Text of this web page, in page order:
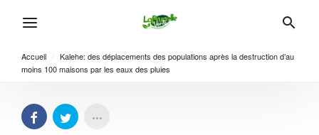
Accueil
Kalehe: des déplacements des populations après la destruction d’au
moins 100 maisons par les eaux des pluies